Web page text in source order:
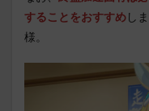
することをおすすめし
様。